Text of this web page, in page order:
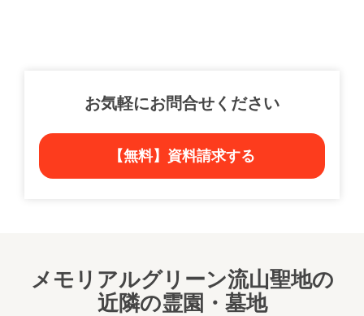
お気軽にお問合せください
【無料】資料請求する
メモリアルグリーン流山聖地の
近隣の霊園・墓地